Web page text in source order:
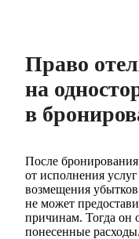
Право
на
в
После
от исполнения
возмещения
не может
причинам. Тогда он
понесенные расходы.